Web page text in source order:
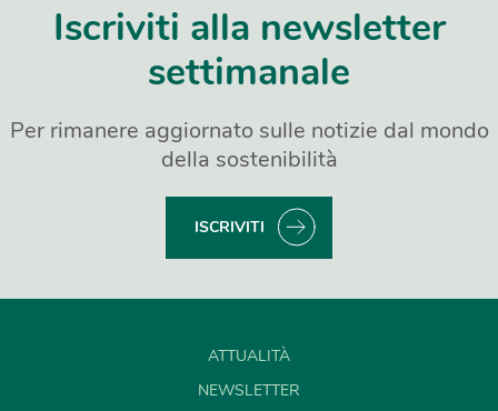
Iscriviti alla newsletter
settimanale
Per rimanere aggiornato sulle notizie dal mondo
della sostenibilità
ISCRIVITI
ATTUALITÀ
NEWSLETTER